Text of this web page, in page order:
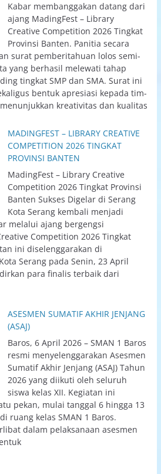
Kabar membanggakan datang dari
ajang MadingFest – Library
Creative Competition 2026 Tingkat
Provinsi Banten. Panitia secara
surat pemberitahuan lolos semi-
yang berhasil melewati tahap
tingkat SMP dan SMA. Surat ini
bentuk apresiasi kepada tim-
kreativitas dan kualitas
MADINGFEST – LIBRARY CREATIVE
COMPETITION 2026 TINGKAT
PROVINSI BANTEN
MadingFest – Library Creative
Competition 2026 Tingkat Provinsi
Banten Sukses Digelar di Serang
Kota Serang kembali menjadi
melalui ajang bergengsi
Competition 2026 Tingkat
ini diselenggarakan di
Serang pada Senin, 23 April
para finalis terbaik dari
ASESMEN SUMATIF AKHIR JENJANG
(ASAJ)
Baros, 6 April 2026 – SMAN 1 Baros
resmi menyelenggarakan Asesmen
Sumatif Akhir Jenjang (ASAJ) Tahun
2026 yang diikuti oleh seluruh
siswa kelas XII. Kegiatan ini
pekan, mulai tanggal 6 hingga 13
ruang kelas SMAN 1 Baros.
dalam pelaksanaan asesmen